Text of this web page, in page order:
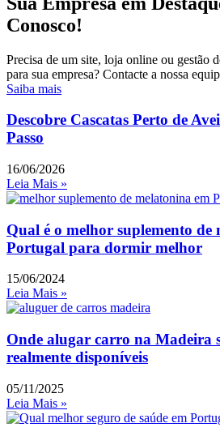
Conosco!
Precisa de um site, loja online ou gestão
para sua empresa? Contacte a nossa
Saiba mais
Descobre Cascatas Perto de
Passo
16/06/2026
Leia Mais »
Qual é o melhor suplemento de
Portugal para dormir melhor
15/06/2024
Leia Mais »
Onde alugar carro na Madeira
realmente disponíveis
05/11/2025
Leia Mais »